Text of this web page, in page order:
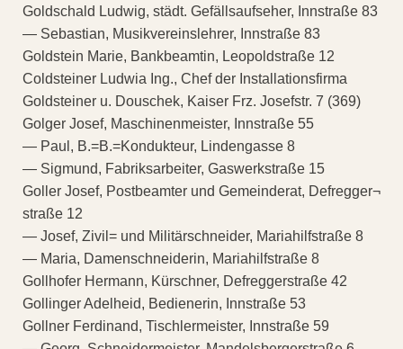
Goldschald Ludwig, städt. Gefällsaufseher, Innstraße 83
— Sebastian, Musikvereinslehrer, Innstraße 83
Goldstein Marie, Bankbeamtin, Leopoldstraße 12
Coldsteiner Ludwia Ing., Chef der Installationsfirma
Goldsteiner u. Douschek, Kaiser Frz. Josefstr. 7 (369)
Golger Josef, Maschinenmeister, Innstraße 55
— Paul, B.=B.=Kondukteur, Lindengasse 8
— Sigmund, Fabriksarbeiter, Gaswerkstraße 15
Goller Josef, Postbeamter und Gemeinderat, Defregger¬
straße 12
— Josef, Zivil= und Militärschneider, Mariahilfstraße 8
— Maria, Damenschneiderin, Mariahilfstraße 8
Gollhofer Hermann, Kürschner, Defreggerstraße 42
Gollinger Adelheid, Bedienerin, Innstraße 53
Gollner Ferdinand, Tischlermeister, Innstraße 59